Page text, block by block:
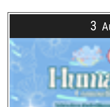
3